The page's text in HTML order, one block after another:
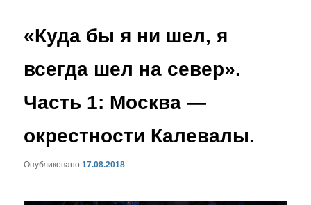
содержимому
«Куда бы я ни шел, я
всегда шел на север».
Часть 1: Москва —
окрестности Калевалы.
Опубликовано17.08.2018